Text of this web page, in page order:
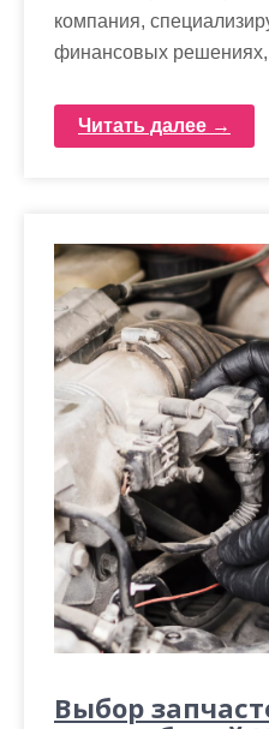
компания,
финансовых
Читать далее →
Выбор